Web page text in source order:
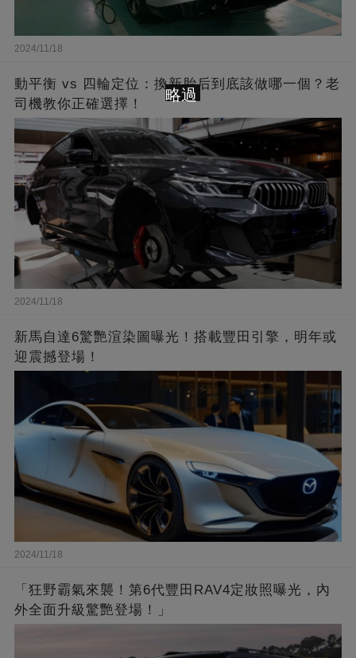
2024/11/18
動平衡 vs 四輪定位：換新胎后到底該做哪一個？老
司機教你正確選擇！
2024/11/18
新馬自達6驚艷渲染圖曝光！搭載豐田引擎，明年或
迎震撼登場！
2024/11/18
「狂野霸氣來襲！第6代豐田RAV4定妝照曝光，內
外全面升級驚艷登場！」
略過